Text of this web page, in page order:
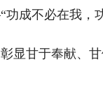
“功成不必在我，
显甘于奉献、